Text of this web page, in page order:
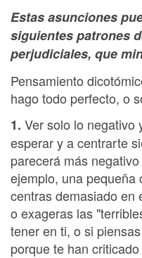
Estas asunciones
siguientes patrones
perjudiciales, que
Pensamiento
hago todo perfecto, o
1. Ver solo lo negativo
esperar y a centrarte
parecerá más
ejemplo, una
centras demasiado en
o exageras las
tener en ti, o si
porque te han